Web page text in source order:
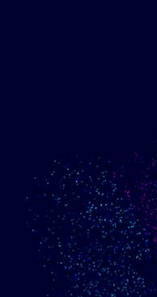
Mostre o
direção aos
objetivos